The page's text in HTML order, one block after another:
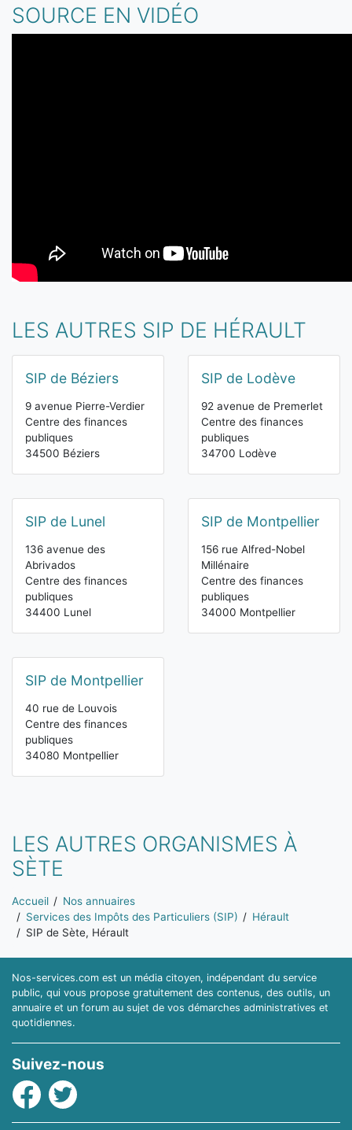
SOURCE EN VIDÉO
LES AUTRES SIP DE HÉRAULT
SIP de Béziers
9 avenue Pierre-Verdier
Centre des finances
publiques
34500 Béziers
SIP de Lodève
92 avenue de Premerlet
Centre des finances
publiques
34700 Lodève
SIP de Lunel
136 avenue des
Abrivados
Centre des finances
publiques
34400 Lunel
SIP de Montpellier
156 rue Alfred-Nobel
Millénaire
Centre des finances
publiques
34000 Montpellier
SIP de Montpellier
40 rue de Louvois
Centre des finances
publiques
34080 Montpellier
LES AUTRES ORGANISMES À
SÈTE
Vous êtes ici:
Accueil
Nos annuaires
Services des Impôts des Particuliers (SIP)
Hérault
SIP de Sète, Hérault
Nos-services.com est un média citoyen, indépendant du service
public, qui vous propose gratuitement des contenus, des outils, un
annuaire et un forum au sujet de vos démarches administratives et
quotidiennes.
Suivez-nous
Facebook
Twitter